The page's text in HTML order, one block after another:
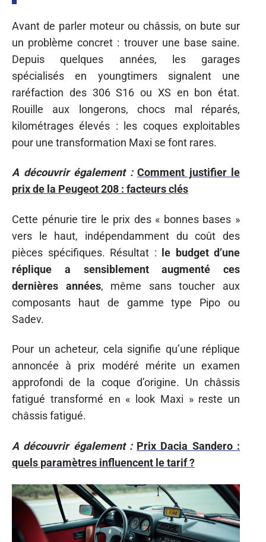
Avant de parler moteur ou châssis, on bute sur
un problème concret : trouver une base saine.
Depuis quelques années, les garages
spécialisés en youngtimers signalent une
raréfaction des 306 S16 ou XS en bon état.
Rouille aux longerons, chocs mal réparés,
kilométrages élevés : les coques exploitables
pour une transformation Maxi se font rares.
A découvrir également : Comment justifier le
prix de la Peugeot 208 : facteurs clés
Cette pénurie tire le prix des « bonnes bases »
vers le haut, indépendamment du coût des
pièces spécifiques. Résultat : le budget d’une
réplique a sensiblement augmenté ces
dernières années, même sans toucher aux
composants haut de gamme type Pipo ou
Sadev.
Pour un acheteur, cela signifie qu’une réplique
annoncée à prix modéré mérite un examen
approfondi de la coque d’origine. Un châssis
fatigué transformé en « look Maxi » reste un
châssis fatigué.
A découvrir également : Prix Dacia Sandero :
quels paramètres influencent le tarif ?